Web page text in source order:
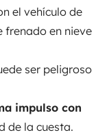
el vehículo de
frenado en nieve
ser peligroso
impulso con
de la cuesta.